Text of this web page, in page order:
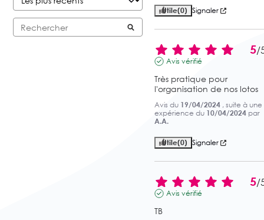
Utile(0) Signaler
5/
Avis vérifié
Très pratique pour
l'organisation de nos lotos
Avis du 19/04/2024 , suite à une
expérience du 10/04/2024 par
A.A.
Utile(0) Signaler
5/
Avis vérifié
TB